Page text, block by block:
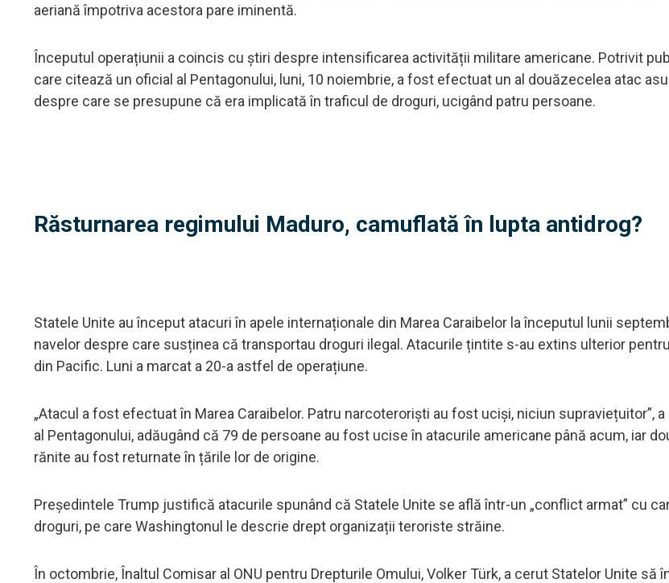
aeriană împotriva acestora pare iminentă.
Începutul operațiunii a coincis cu știri despre intensificarea activității militare americane. Potrivit
care citează un oficial al Pentagonului, luni, 10 noiembrie, a fost efectuat un al douăzecelea atac
despre care se presupune că era implicată în traficul de droguri, ucigând patru persoane.
Răsturnarea regimului Maduro, camuflată în lupta antidrog?
Statele Unite au început atacuri în apele internaționale din Marea Caraibelor la începutul lunii
navelor despre care susținea că transportau droguri ilegal. Atacurile țintite s-au extins ulterior
din Pacific. Luni a marcat a 20-a astfel de operațiune.
„Atacul a fost efectuat în Marea Caraibelor. Patru narcoteroriști au fost uciși, niciun supraviețuitor”,
al Pentagonului, adăugând că 79 de persoane au fost ucise în atacurile americane până acum, iar
rănite au fost returnate în țările lor de origine.
Președintele Trump justifică atacurile spunând că Statele Unite se află într-un „conflict armat” cu
droguri, pe care Washingtonul le descrie drept organizații teroriste străine.
În octombrie, Înaltul Comisar al ONU pentru Drepturile Omului, Volker Türk, a cerut Statelor Unite să